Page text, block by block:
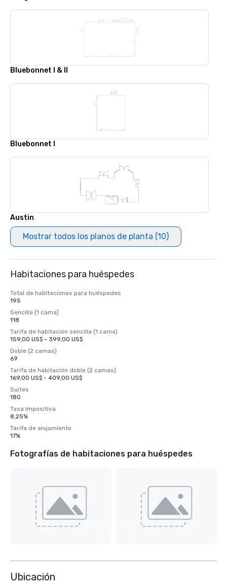
Bluebonnet I & II
Bluebonnet I
Austin
Mostrar todos los planos de planta (10)
Habitaciones para huéspedes
Total de habitaciones para huéspedes
195
Sencilla (1 cama)
118
Tarifa de habitación sencilla (1 cama)
159,00 US$ - 399,00 US$
Doble (2 camas)
69
Tarifa de habitación doble (2 camas)
169,00 US$ - 409,00 US$
Suites
180
Tasa impositiva
8,25%
Tarifa de alojamiento
17%
Fotografías de habitaciones para huéspedes
Ubicación